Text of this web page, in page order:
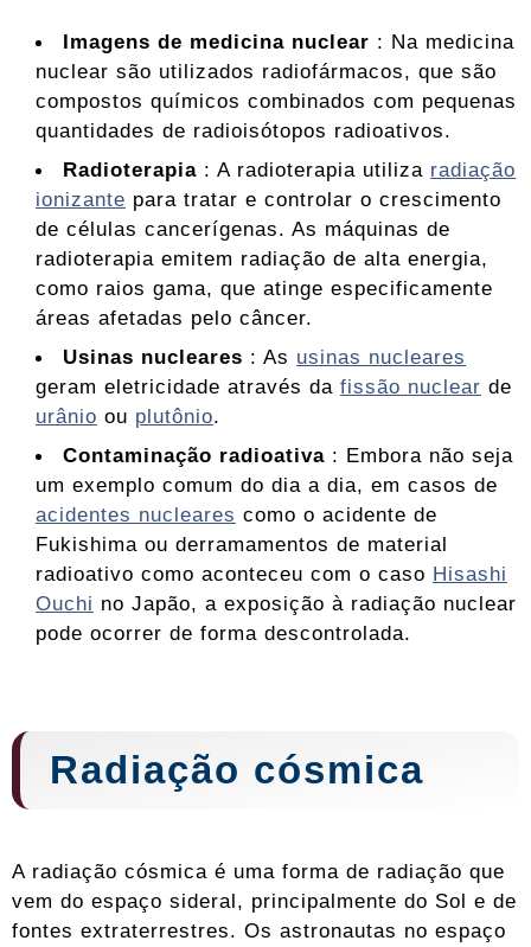
Imagens de medicina nuclear : Na medicina
nuclear são utilizados radiofármacos, que são
compostos químicos combinados com pequenas
quantidades de radioisótopos radioativos.
Radioterapia : A radioterapia utiliza radiação
ionizante para tratar e controlar o crescimento
de células cancerígenas. As máquinas de
radioterapia emitem radiação de alta energia,
como raios gama, que atinge especificamente
áreas afetadas pelo câncer.
Usinas nucleares : As usinas nucleares
geram eletricidade através da fissão nuclear de
urânio ou plutônio.
Contaminação radioativa : Embora não seja
um exemplo comum do dia a dia, em casos de
acidentes nucleares como o acidente de
Fukishima ou derramamentos de material
radioativo como aconteceu com o caso Hisashi
Ouchi no Japão, a exposição à radiação nuclear
pode ocorrer de forma descontrolada.
Radiação cósmica
A radiação cósmica é uma forma de radiação que
vem do espaço sideral, principalmente do Sol e de
fontes extraterrestres. Os astronautas no espaço